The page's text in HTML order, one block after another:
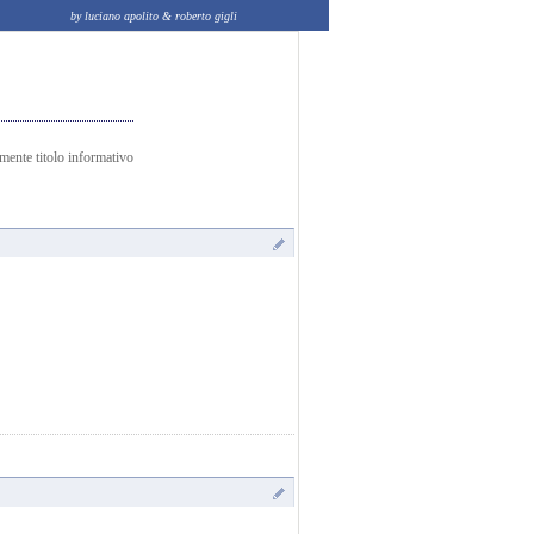
by luciano apolito & roberto gigli
titolo informativo